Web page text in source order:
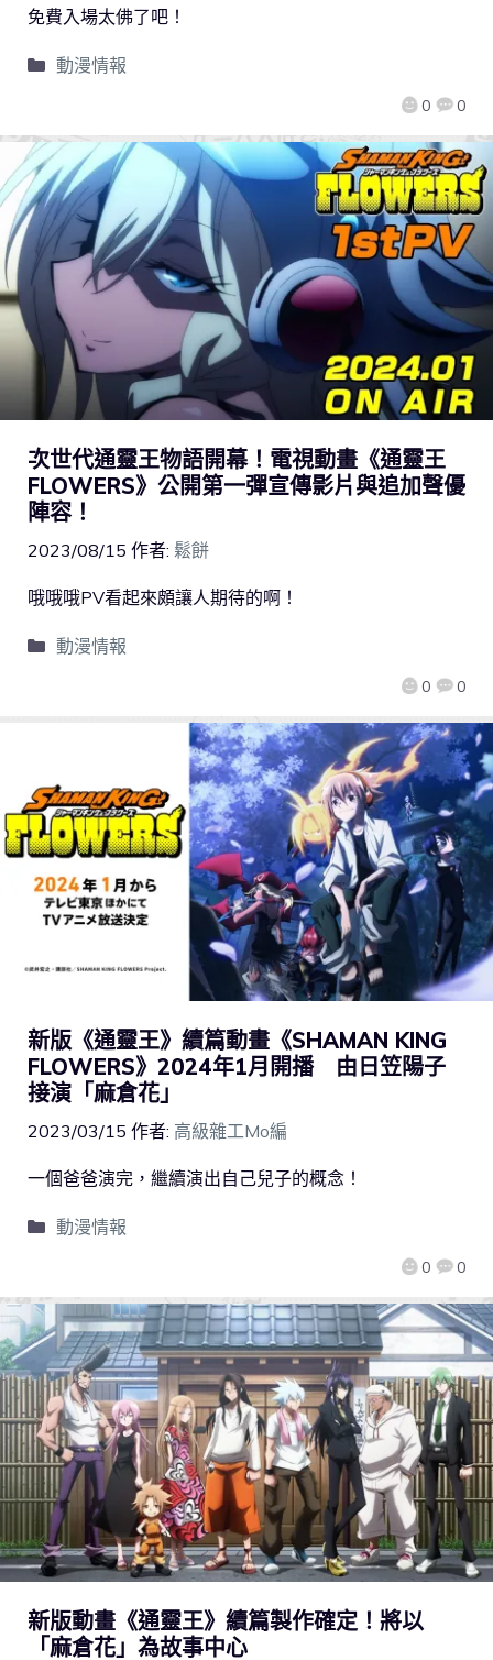
0 0
免費入場太佛了吧！
動漫情報
次世代通靈王物語開幕！電視動畫《通靈王
FLOWERS》公開第一彈宣傳影片與追加聲優
陣容！
2023/08/15 作者: 鬆餅
0 0
哦哦哦PV看起來頗讓人期待的啊！
動漫情報
新版《通靈王》續篇動畫《SHAMAN KING
FLOWERS》2024年1月開播 由日笠陽子
接演「麻倉花」
2023/03/15 作者: 高級雜工Mo編
0 0
一個爸爸演完，繼續演出自己兒子的概念！
動漫情報
新版動畫《通靈王》續篇製作確定！將以
「麻倉花」為故事中心